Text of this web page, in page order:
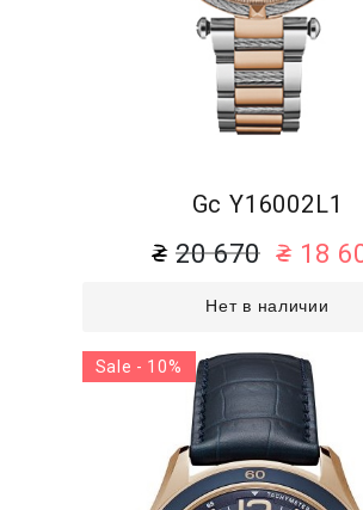
Gc Y16002L1
20 670 18
Нет в наличии
Sale - 10%